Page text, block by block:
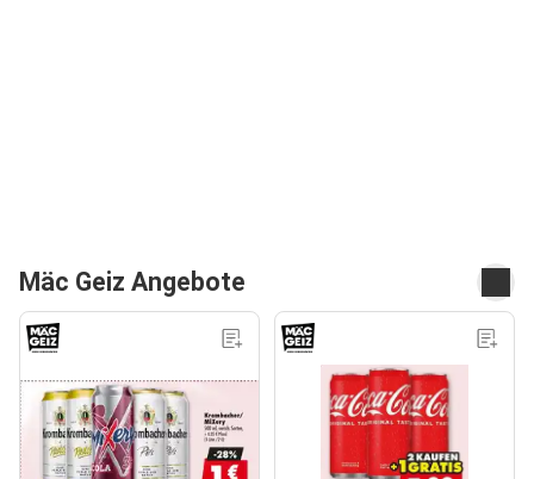
Mäc Geiz Angebote